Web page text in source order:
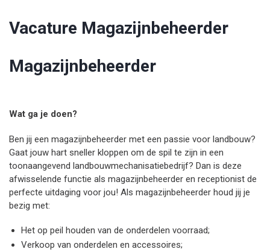
Vacature Magazijnbeheerder
Magazijnbeheerder
Wat ga je doen?
Ben jij een magazijnbeheerder met een passie voor landbouw?
Gaat jouw hart sneller kloppen om de spil te zijn in een
toonaangevend landbouwmechanisatiebedrijf? Dan is deze
afwisselende functie als magazijnbeheerder en receptionist de
perfecte uitdaging voor jou! Als magazijnbeheerder houd jij je
bezig met:
Het op peil houden van de onderdelen voorraad;
Verkoop van onderdelen en accessoires;